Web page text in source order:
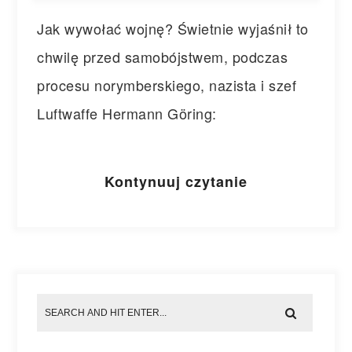
Jak wywołać wojnę? Świetnie wyjaśnił to
chwilę przed samobójstwem, podczas
procesu norymberskiego, nazista i szef
Luftwaffe Hermann Göring:
Kontynuuj czytanie